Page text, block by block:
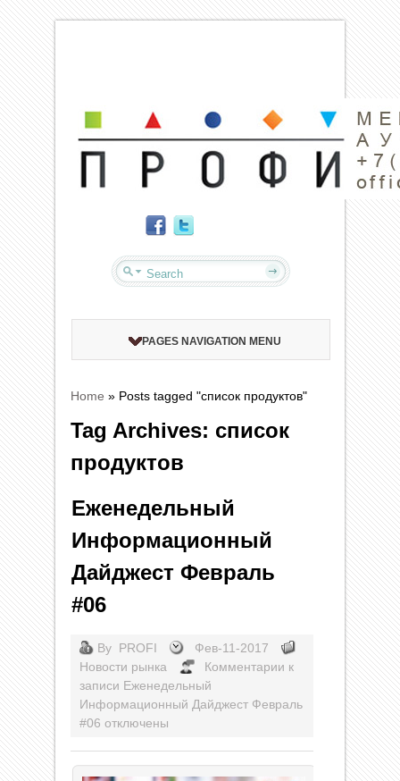
PAGES NAVIGATION MENU
Home » Posts tagged "список продуктов"
Tag Archives: список
продуктов
Еженедельный
Информационный
Дайджест Февраль
#06
By PROFI
Фев-11-2017
Новости рынка
Комментарии к
записи Еженедельный
Информационный Дайджест Февраль
#06 отключены